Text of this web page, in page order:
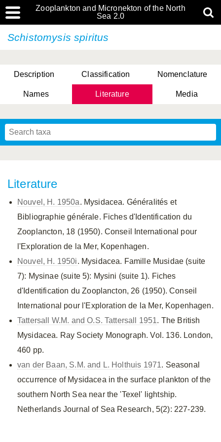
Zooplankton and Micronekton of the North
Sea 2.0
Schistomysis spiritus
Description Classification Nomenclature
Names Literature Media
Literature
Nouvel, H. 1950a. Mysidacea. Généralités et
Bibliographie générale. Fiches d'Identification du
Zooplancton, 18 (1950). Conseil International pour
l'Exploration de la Mer, Kopenhagen.
Nouvel, H. 1950i. Mysidacea. Famille Musidae (suite
7): Mysinae (suite 5): Mysini (suite 1). Fiches
d'Identification du Zooplancton, 26 (1950). Conseil
International pour l'Exploration de la Mer, Kopenhagen.
Tattersall W.M. and O.S. Tattersall 1951. The British
Mysidacea. Ray Society Monograph. Vol. 136. London,
460 pp.
van der Baan, S.M. and L. Holthuis 1971. Seasonal
occurrence of Mysidacea in the surface plankton of the
southern North Sea near the 'Texel' lightship.
Netherlands Journal of Sea Research, 5(2): 227-239.